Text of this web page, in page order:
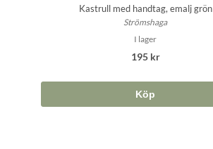
Kastrull med handtag, emalj grön
Strömshaga
I lager
195 kr
Köp